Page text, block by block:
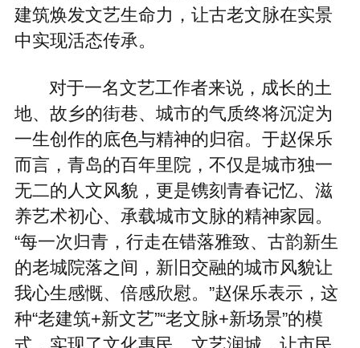
建筑焕发文艺生命力，让古老文脉在实景
中实现活态传承。
对于一名文艺工作者来说，成长的土
地、故乡的街巷、城市的气质终将沉淀为
一生创作的底色与精神的归宿。于赵保乐
而言，青岛的百年里院，不仅是城市独一
无二的人文风貌，更是镌刻青春记忆、滋
养艺术初心、承载城市文脉的精神家园。
“每一次归青，行走在错落雅致、古韵新生
的老城院落之间，新旧交融的城市风貌让
我心生感慨、倍感欣慰。”赵保乐表示，这
种“老建筑+新文艺”“老文脉+新场景”的模